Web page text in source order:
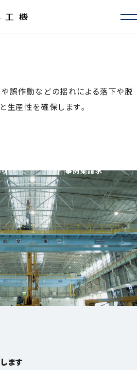
査
211-0331
日9:00〜17:00
誤作動などの揺れによる落下や脱
生産性を確保します。
事例集請求
ます